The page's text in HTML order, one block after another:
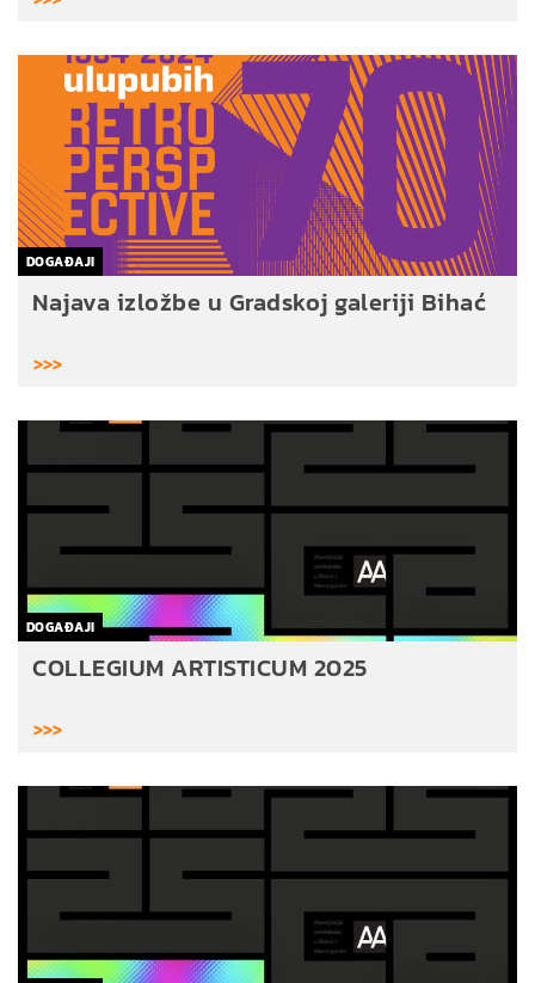
DOGAĐAJI
Najava izložbe u Gradskoj galeriji Bihać
>>>
DOGAĐAJI
COLLEGIUM ARTISTICUM 2025
>>>